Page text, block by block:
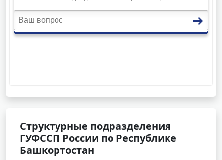
Структурные подразделения
ГУФССП России по Республике
Башкортостан